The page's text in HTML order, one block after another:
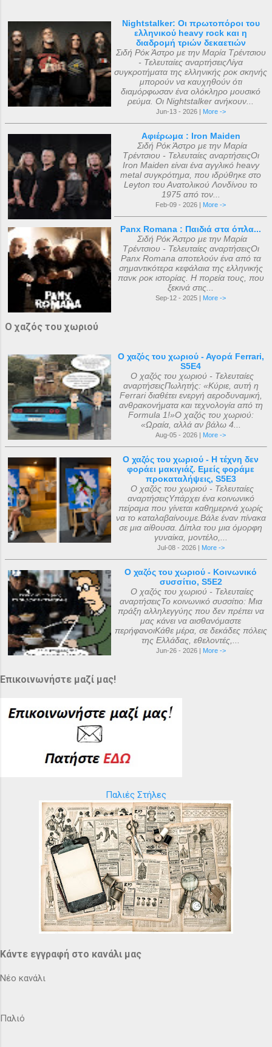
Nightstalker: Οι πρωτοπόροι του
ελληνικού heavy rock και η
διαδρομή τριών δεκαετιών
Σιδή Ρόκ Άστρο με την Μαρία Τρέντσιου
- Τελευταίες αναρτήσειςΛίγα
συγκροτήματα της ελληνικής ροκ σκηνής
μπορούν να καυχηθούν ότι
διαμόρφωσαν ένα ολόκληρο μουσικό
ρεύμα. Οι Nightstalker ανήκουν...
Jun-13 - 2026 | More ->
Αφιέρωμα : Iron Maiden
Σιδή Ρόκ Άστρο με την Μαρία
Τρέντσιου - Τελευταίες αναρτήσειςΟι
Iron Maiden είναι ένα αγγλικό heavy
metal συγκρότημα, που ιδρύθηκε στο
Leyton του Ανατολικού Λονδίνου το
1975 από τον...
Feb-09 - 2026 | More ->
Panx Romana : Παιδιά στα όπλα...
Σιδή Ρόκ Άστρο με την Μαρία
Τρέντσιου - Τελευταίες αναρτήσειςΟι
Panx Romana αποτελούν ένα από τα
σημαντικότερα κεφάλαια της ελληνικής
πανκ ροκ ιστορίας. Η πορεία τους, που
ξεκινά στις...
Sep-12 - 2025 | More ->
Ο χαζός του χωριού
Ο χαζός του χωριού - Αγορά Ferrari,
S5E4
Ο χαζός του χωριού - Τελευταίες
αναρτήσειςΠωλητής: «Κύριε, αυτή η
Ferrari διαθέτει ενεργή αεροδυναμική,
ανθρακονήματα και τεχνολογία από τη
Formula 1!»Ο χαζός του χωριού:
«Ωραία, αλλά αν βάλω 4...
Aug-05 - 2026 | More ->
Ο χαζός του χωριού - Η τέχνη δεν
φοράει μακιγιάζ. Εμείς φοράμε
προκαταλήψεις, S5E3
Ο χαζός του χωριού - Τελευταίες
αναρτήσειςΥπάρχει ένα κοινωνικό
πείραμα που γίνεται καθημερινά χωρίς
να το καταλαβαίνουμε.Βάλε έναν πίνακα
σε μια αίθουσα. Δίπλα του μια όμορφη
γυναίκα, μοντέλο,...
Jul-08 - 2026 | More ->
Ο χαζός του χωριού - Κοινωνικό
συσσίτιο, S5E2
Ο χαζός του χωριού - Τελευταίες
αναρτήσειςΤο κοινωνικό συσσίτιο: Μια
πράξη αλληλεγγύης που δεν πρέπει να
μας κάνει να αισθανόμαστε
περήφανοιΚάθε μέρα, σε δεκάδες πόλεις
της Ελλάδας, εθελοντές,...
Jun-26 - 2026 | More ->
Επικοινωνήστε μαζί μας!
Παλιές Στήλες
Κάντε εγγραφή στο κανάλι μας
Νέο κανάλι
Παλιό